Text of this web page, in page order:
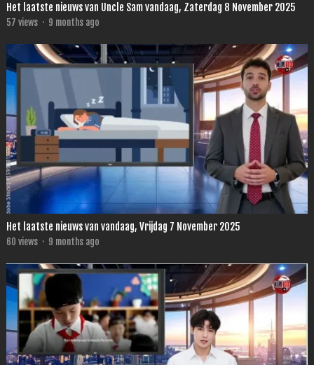
Het laatste nieuws van Uncle Sam vandaag, Zaterdag 8 November 2025
57 views · 9 months ago
Het laatste nieuws van vandaag, Vrijdag 7 November 2025
60 views · 9 months ago